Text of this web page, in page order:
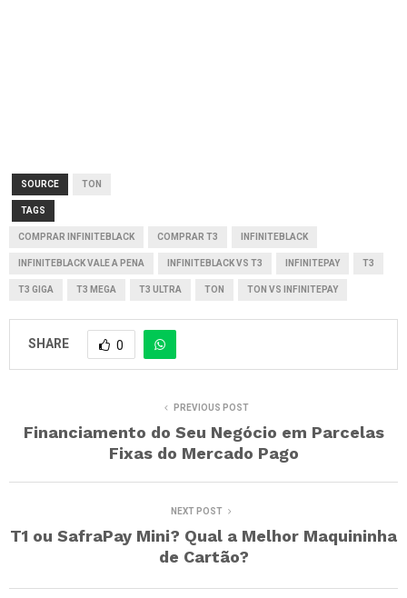
SOURCE TON
TAGS
COMPRAR INFINITEBLACK COMPRAR T3 INFINITEBLACK
INFINITEBLACK VALE A PENA INFINITEBLACK VS T3 INFINITEPAY T3
T3 GIGA T3 MEGA T3 ULTRA TON TON VS INFINITEPAY
SHARE 0
PREVIOUS POST
Financiamento do Seu Negócio em Parcelas
Fixas do Mercado Pago
NEXT POST
T1 ou SafraPay Mini? Qual a Melhor Maquininha
de Cartão?